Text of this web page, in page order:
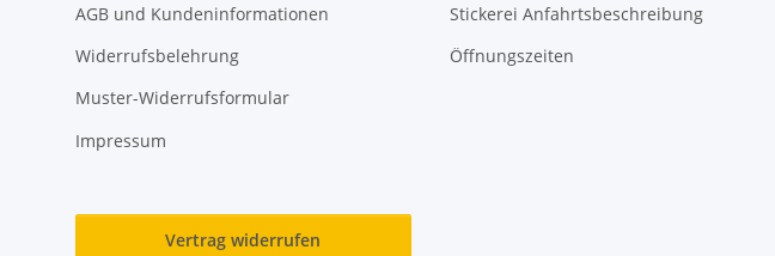
AGB und Kundeninformationen
Widerrufsbelehrung
Muster-Widerrufsformular
Impressum
Stickerei Anfahrtsbeschreibung
Öffnungszeiten
Vertrag widerrufen